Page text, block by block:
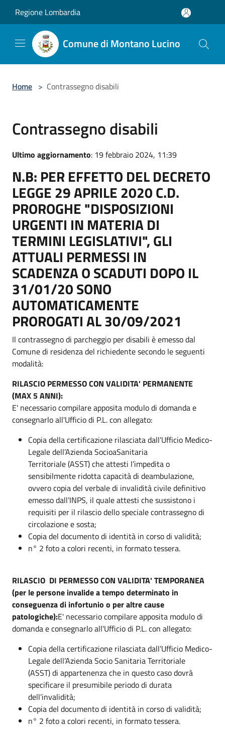
Regione Lombardia
Comune di Montano Lucino
Home > Contrassegno disabili
Contrassegno disabili
Ultimo aggiornamento: 19 febbraio 2024, 11:39
N.B: PER EFFETTO DEL DECRETO
LEGGE 29 APRILE 2020 C.D.
PROROGHE "DISPOSIZIONI
URGENTI IN MATERIA DI
TERMINI LEGISLATIVI", GLI
ATTUALI PERMESSI IN
SCADENZA O SCADUTI DOPO IL
31/01/20 SONO
AUTOMATICAMENTE
PROROGATI AL 30/09/2021
Il contrassegno di parcheggio per disabili è emesso dal
Comune di residenza del richiedente secondo le seguenti
modalità:
RILASCIO PERMESSO CON VALIDITA' PERMANENTE
(MAX 5 ANNI):
E' necessario compilare apposita modulo di domanda e
consegnarlo all'Ufficio di P.L. con allegato:
Copia della certificazione rilasciata dall’Ufficio Medico-
Legale dell’Azienda SocioaSanitaria
Territoriale (ASST) che attesti l’impedita o
sensibilmente ridotta capacità di deambulazione,
ovvero copia del verbale di invalidità civile definitivo
emesso dall’INPS, il quale attesti che sussistono i
requisiti per il rilascio dello speciale contrassegno di
circolazione e sosta;
Copia del documento di identità in corso di validità;
n° 2 foto a colori recenti, in formato tessera.
RILASCIO DI PERMESSO CON VALIDITA' TEMPORANEA
(per le persone invalide a tempo determinato in
conseguenza di infortunio o per altre cause
patologiche):E' necessario compilare apposita modulo di
domanda e consegnarlo all'Ufficio di P.L. con allegato:
Copia della certificazione rilasciata dall’Ufficio Medico-
Legale dell’Azienda Socio Sanitaria Territoriale
(ASST) di appartenenza che in questo caso dovrà
specificare il presumibile periodo di durata
dell’invalidità;
Copia del documento di identità in corso di validità;
n° 2 foto a colori recenti, in formato tessera.